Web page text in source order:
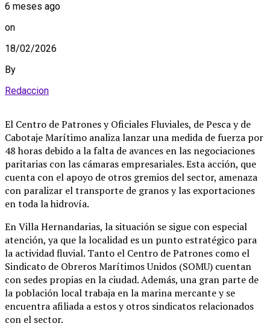
6 meses ago
on
18/02/2026
By
Redaccion
El Centro de Patrones y Oficiales Fluviales, de Pesca y de
Cabotaje Marítimo analiza lanzar una medida de fuerza por
48 horas debido a la falta de avances en las negociaciones
paritarias con las cámaras empresariales.Esta acción, que
cuenta con el apoyo de otros gremios del sector, amenaza
con paralizar el transporte de granos y las exportaciones
en toda la hidrovía.
En Villa Hernandarias, la situación se sigue con especial
atención, ya que la localidad es un punto estratégico para
la actividad fluvial. Tanto el Centro de Patrones como el
Sindicato de Obreros Marítimos Unidos (SOMU) cuentan
con sedes propias en la ciudad. Además, una gran parte de
la población local trabaja en la marina mercante y se
encuentra afiliada a estos y otros sindicatos relacionados
con el sector.